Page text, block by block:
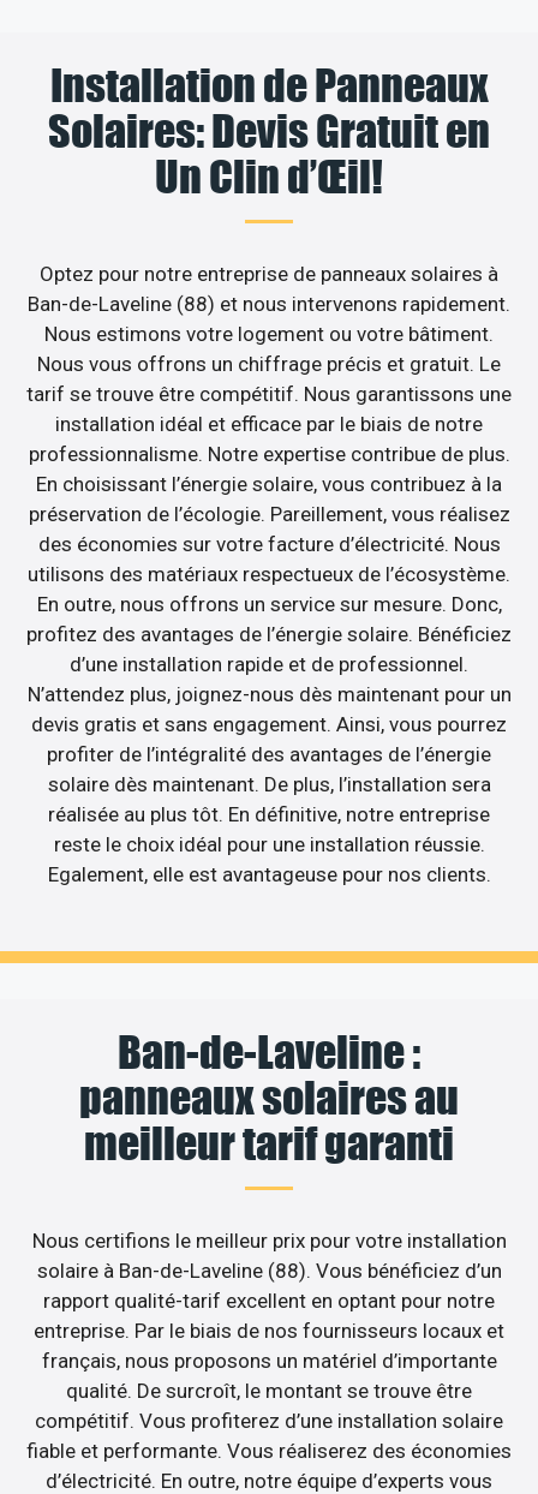
Installation de Panneaux
Solaires: Devis Gratuit en
Un Clin d’Œil!
Optez pour notre entreprise de panneaux solaires à
Ban-de-Laveline (88) et nous intervenons rapidement.
Nous estimons votre logement ou votre bâtiment.
Nous vous offrons un chiffrage précis et gratuit. Le
tarif se trouve être compétitif. Nous garantissons une
installation idéal et efficace par le biais de notre
professionnalisme. Notre expertise contribue de plus.
En choisissant l’énergie solaire, vous contribuez à la
préservation de l’écologie. Pareillement, vous réalisez
des économies sur votre facture d’électricité. Nous
utilisons des matériaux respectueux de l’écosystème.
En outre, nous offrons un service sur mesure. Donc,
profitez des avantages de l’énergie solaire. Bénéficiez
d’une installation rapide et de professionnel.
N’attendez plus, joignez-nous dès maintenant pour un
devis gratis et sans engagement. Ainsi, vous pourrez
profiter de l’intégralité des avantages de l’énergie
solaire dès maintenant. De plus, l’installation sera
réalisée au plus tôt. En définitive, notre entreprise
reste le choix idéal pour une installation réussie.
Egalement, elle est avantageuse pour nos clients.
Ban-de-Laveline :
panneaux solaires au
meilleur tarif garanti
Nous certifions le meilleur prix pour votre installation
solaire à Ban-de-Laveline (88). Vous bénéficiez d’un
rapport qualité-tarif excellent en optant pour notre
entreprise. Par le biais de nos fournisseurs locaux et
français, nous proposons un matériel d’importante
qualité. De surcroît, le montant se trouve être
compétitif. Vous profiterez d’une installation solaire
fiable et performante. Vous réaliserez des économies
d’électricité. En outre, notre équipe d’experts vous